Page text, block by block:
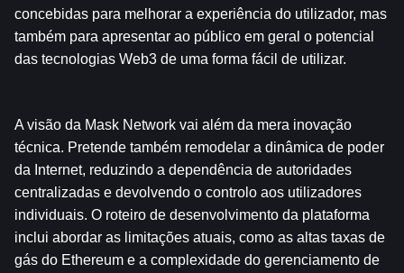
concebidas para melhorar a experiência do utilizador, mas
também para apresentar ao público em geral o potencial
das tecnologias Web3 de uma forma fácil de utilizar.
A visão da Mask Network vai além da mera inovação
técnica. Pretende também remodelar a dinâmica de poder
da Internet, reduzindo a dependência de autoridades
centralizadas e devolvendo o controlo aos utilizadores
individuais. O roteiro de desenvolvimento da plataforma
inclui abordar as limitações atuais, como as altas taxas de
gás do Ethereum e a complexidade do gerenciamento de